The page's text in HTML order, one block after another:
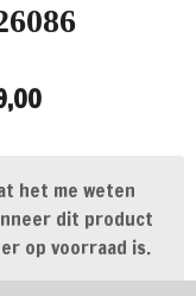
het me weten
dit product
op voorraad is.